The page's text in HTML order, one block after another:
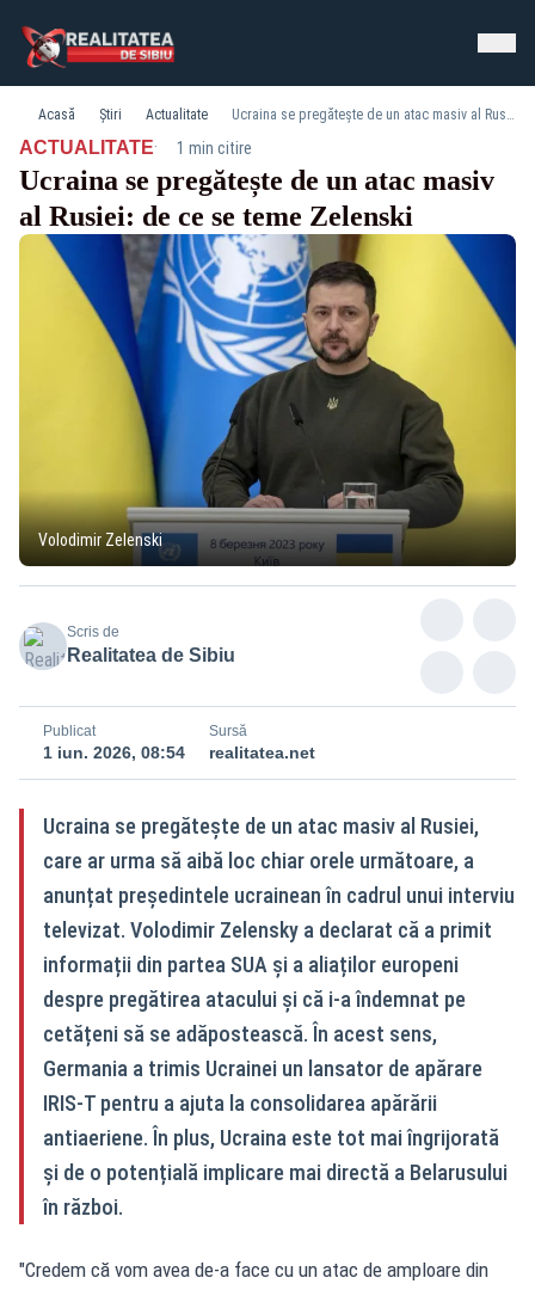
Acasă Știri Actualitate Ucraina se pregătește de un atac masiv al Rusiei: de ce se teme Zelenski
ACTUALITATE· 1 min citire
Ucraina se pregătește de un atac masiv
al Rusiei: de ce se teme Zelenski
Volodimir Zelenski
Scris de
Realitatea de Sibiu
Publicat
1 iun. 2026, 08:54
Sursă
realitatea.net
Ucraina se pregătește de un atac masiv al Rusiei,
care ar urma să aibă loc chiar orele următoare, a
anunțat președintele ucrainean în cadrul unui interviu
televizat. Volodimir Zelensky a declarat că a primit
informații din partea SUA și a aliaților europeni
despre pregătirea atacului și că i-a îndemnat pe
cetățeni să se adăpostească. În acest sens,
Germania a trimis Ucrainei un lansator de apărare
IRIS-T pentru a ajuta la consolidarea apărării
antiaeriene. În plus, Ucraina este tot mai îngrijorată
și de o potențială implicare mai directă a Belarusului
în război.
"Credem că vom avea de-a face cu un atac de amploare din